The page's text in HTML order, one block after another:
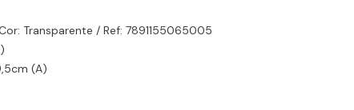
Transparente / Ref: 7891155065005
(A)